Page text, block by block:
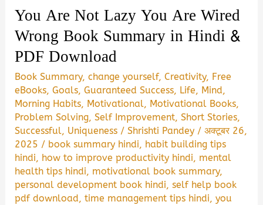
You Are Not Lazy You Are Wired
Wrong Book Summary in Hindi &
PDF Download
Book Summary,change yourself,Creativity, Free
eBooks,Goals,Guaranteed Success, Life, Mind,
Morning Habits, Motivational, Motivational Books,
Problem Solving,Self Improvement,Short Stories,
Successful, Uniqueness /Shrishti Pandey /अक्टूबर 26,
2025 / book summary hindi, habit building tips
hindi, how to improve productivity hindi, mental
health tips hindi, motivational book summary,
personal development book hindi,self help book
pdf download,time management tips hindi,you